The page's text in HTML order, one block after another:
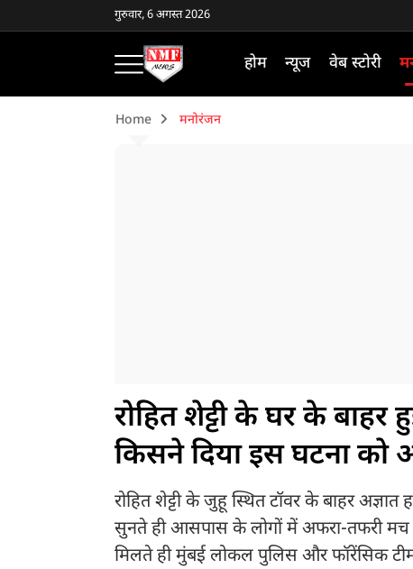
गुरुवार, 6 अगस्त 2026
होम न्यूज वेब स्टोरी
Home मनोरंजन
रोहित शेट्टी के घर के बाहर
किसने दिया इस घटना को
रोहित शेट्टी के जुहू स्थित टॉवर के बाहर
सुनते ही आसपास के लोगों में अफरा-तफरी मच
मिलते ही मुंबई लोकल पुलिस और फॉरेंसिक